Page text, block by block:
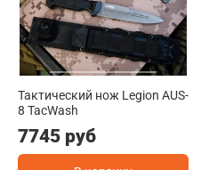
Тактический нож Legion AUS-
8 TacWash
7745 руб